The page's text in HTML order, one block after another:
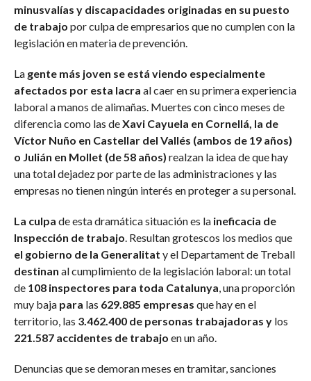
minusvalías y discapacidades originadas en su puesto
de trabajo por culpa de empresarios que no cumplen con la
legislación en materia de prevención.
La gente más joven se está viendo especialmente
afectados por esta lacra al caer en su primera experiencia
laboral a manos de alimañas. Muertes con cinco meses de
diferencia como las deXavi Cayuela en Cornellá, la de
Víctor Nuño en Castellar del Vallés (ambos de 19 años)
o Julián en Mollet (de 58 años) realzan la idea de que hay
una total dejadez por parte de las administraciones y las
empresas no tienen ningún interés en proteger a su personal.
La culpa de esta dramática situación es la ineficacia de
Inspección de trabajo. Resultan grotescos los medios que
el gobierno de la Generalitat y el Departament de Treball
destinan al cumplimiento de la legislación laboral: un total
de 108 inspectores para toda Catalunya, una proporción
muy baja para las 629.885 empresas que hay en el
territorio, las 3.462.400 de personas trabajadoras ylos
221.587 accidentes de trabajo en un año.
Denuncias que se demoran meses en tramitar, sanciones